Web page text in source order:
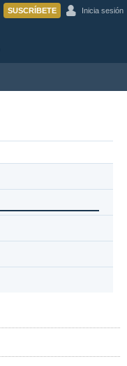
SUSCRÍBETE Inicia sesión